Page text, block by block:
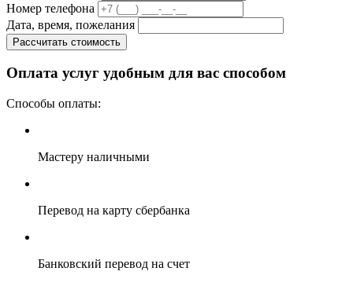
Номер телефона
Дата, время, пожелания
Рассчитать стоимость
Оплата услуг удобным для вас способом
Способы оплаты:
Мастеру наличными
Перевод на карту сбербанка
Банковский перевод на счет